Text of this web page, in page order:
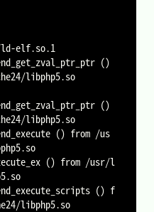
ld-elf.so.1
()
libphp5.so
()
libphp5.so
() from /us
() from /usr/l
() f
libphp5.so